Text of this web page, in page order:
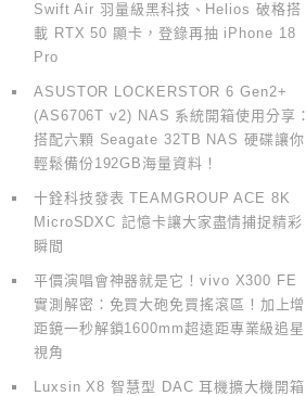
Swift Air 羽量級黑科技、Helios 破格搭
載 RTX 50 顯卡，登錄再抽 iPhone 18
Pro
ASUSTOR LOCKERSTOR 6 Gen2+
(AS6706T v2) NAS 系統開箱使用分享：
搭配六顆 Seagate 32TB NAS 硬碟讓你
輕鬆備份192GB海量資料！
十銓科技發表 TEAMGROUP ACE 8K
MicroSDXC 記憶卡讓大家盡情捕捉精彩
瞬間
平價演唱會神器就是它！vivo X300 FE
實測解密：免買大砲免買搖滾區！加上增
距鏡一秒解鎖1600mm超遠距專業級追星
視角
Luxsin X8 智慧型 DAC 耳機擴大機開箱